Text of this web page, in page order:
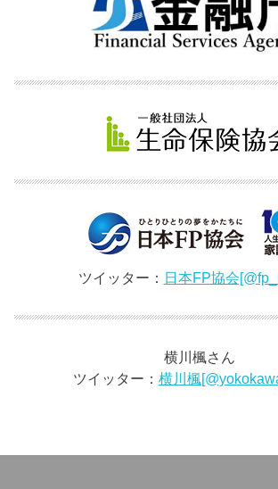
ツイッター： 日本FP協会
横川楓さん
ツイッター： 横川楓